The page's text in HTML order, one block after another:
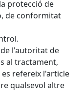
protecció de
de conformitat
l'autoritat de
al tractament,
refereix l'article
qualsevol altre